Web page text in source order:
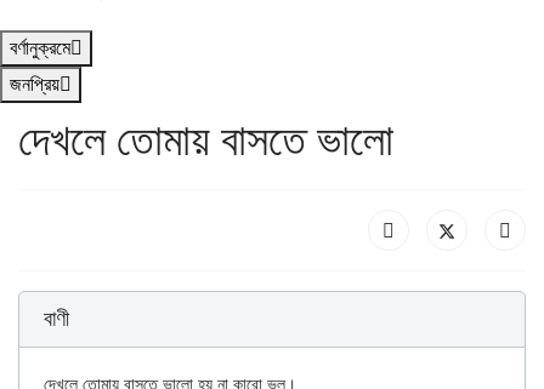
বর্ণানুক্রমে
জনপ্রিয়
দেখলে তোমায় বাসতে ভালো
বাণী
দেখলে তোমায় বাসতে ভালো হয় না কারো ভুল।